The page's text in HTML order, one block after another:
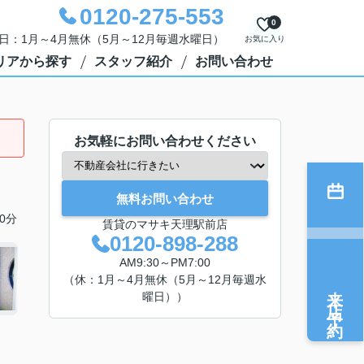
0120-275-553
1月～4月無休（5月～12月毎週水曜日） お気に入り
0
アから探す スタッフ紹介 お問い合わせ
分
お気軽にお問い合わせください
無料お問い合わせ
賃貸のマサキ天理駅前店
0120-898-288
AM9:30～PM7:00
（休：1月～4月無休（5月～12月毎週水
曜日））
来店予約